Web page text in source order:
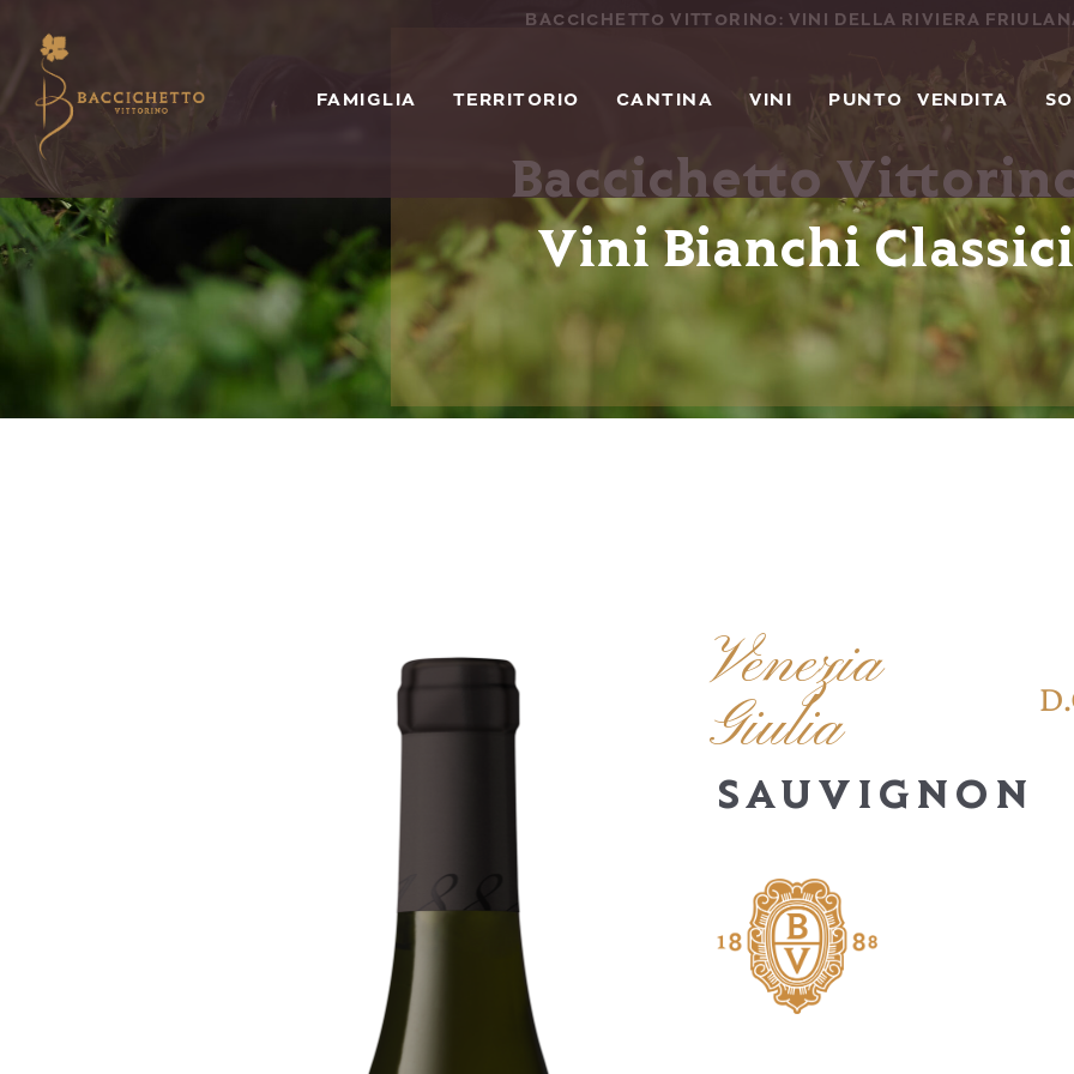
FAMIGLIA TERRITORIO CANTINA VINI PUNTO VENDITA
BACCICHETTO VITTORINO: VINI DELLA RIVIERA
Baccichetto
Vini Bianchi Classici
Venezia
Giulia
SAUVIGNON